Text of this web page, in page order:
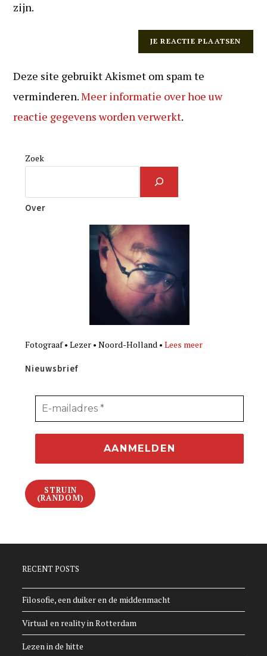
zijn.
Deze site gebruikt Akismet om spam te
verminderen.Meer informatie over hoe uw
reactie gegevens worden verwerkt.
Zoek
Over
Fotograaf • Lezer • Noord-Holland •Lees meer
Nieuwsbrief
STRUIN
(RANDOM)
RECENT POSTS
Filosofie, een duiker en de middenmacht
Virtual en reality in Rotterdam
Lezen in de hitte